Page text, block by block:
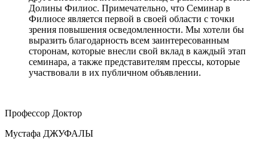
Долины Филиос. Примечательно, что Семинар в
Филиосе является первой в своей области с точки
зрения повышения осведомленности. Мы хотели бы
выразить благодарность всем заинтересованным
сторонам, которые внесли свой вклад в каждый этап
семинара, а также представителям прессы, которые
участвовали в их публичном объявлении.
Профессор Доктор
Мустафа ДЖУФАЛЫ